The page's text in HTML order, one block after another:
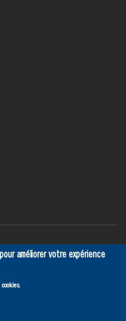
Ancien Contact
améliorer votre expérience